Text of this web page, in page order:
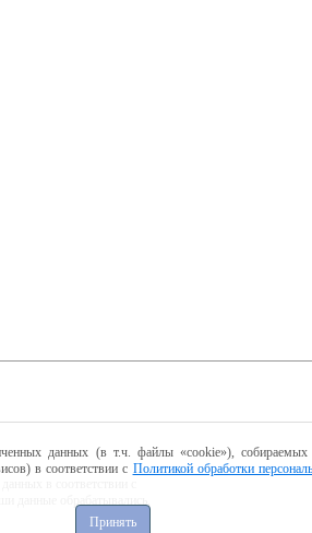
в соответствии с
данных (в т.ч. файлы «cookie»), собираемых
в соответствии с Политикой обработки
Принять